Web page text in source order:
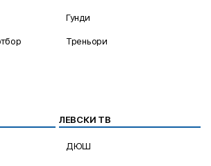
Гунди
Треньори
ЛЕВСКИ ТВ
ДЮШ